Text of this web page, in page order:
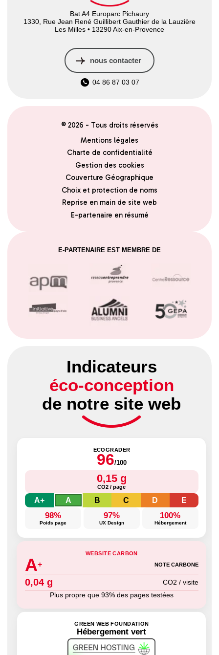
Bat A4 Europarc Pichaury
1330, Rue Jean René Guillibert Gauthier de la Lauzière
Les Milles • 13290 Aix-en-Provence
nous contacter
04 86 87 03 07
© 2026 - Tous droits réservés
Mentions légales
Charte de confidentialité
Gestion des cookies
Couverture Géographique
Choix et protection de noms
Reprise en main de site web
E-partenaire en résumé
E-PARTENAIRE EST MEMBRE DE
Indicateurs
éco-conception
de notre site web
ECOGRADER
96/100
0,15 g
CO2 / page
A+ A B C D E
98%
Poids page
97%
UX Design
100%
Hébergement
WEBSITE CARBON
A+ NOTE CARBONE
0,04 g
CO2 / visite
Plus propre que 93% des pages testées
GREEN WEB FOUNDATION
Hébergement vert